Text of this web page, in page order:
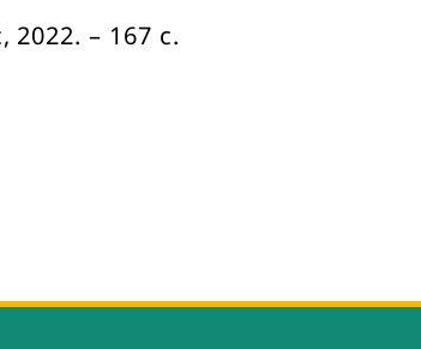
– 167 с.